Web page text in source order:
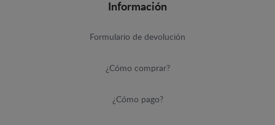
Información
Formulario de devolución
¿Cómo comprar?
¿Cómo pago?